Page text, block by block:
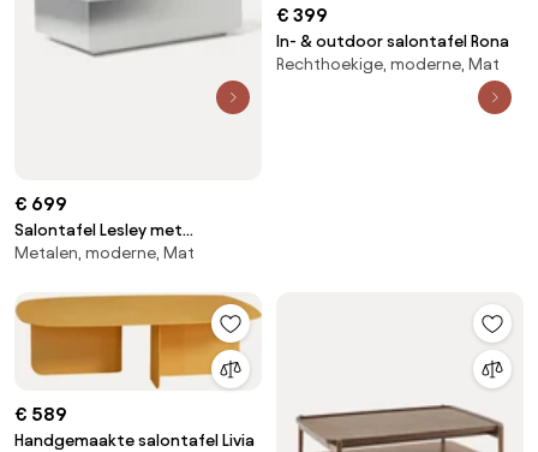
€ 699
Salontafel Lesley met
metaallook
Metalen, moderne, Mat
€ 399
In- & outdoor salontafel Rona
Rechthoekige, moderne, Mat
€ 589
Handgemaakte salontafel Livia